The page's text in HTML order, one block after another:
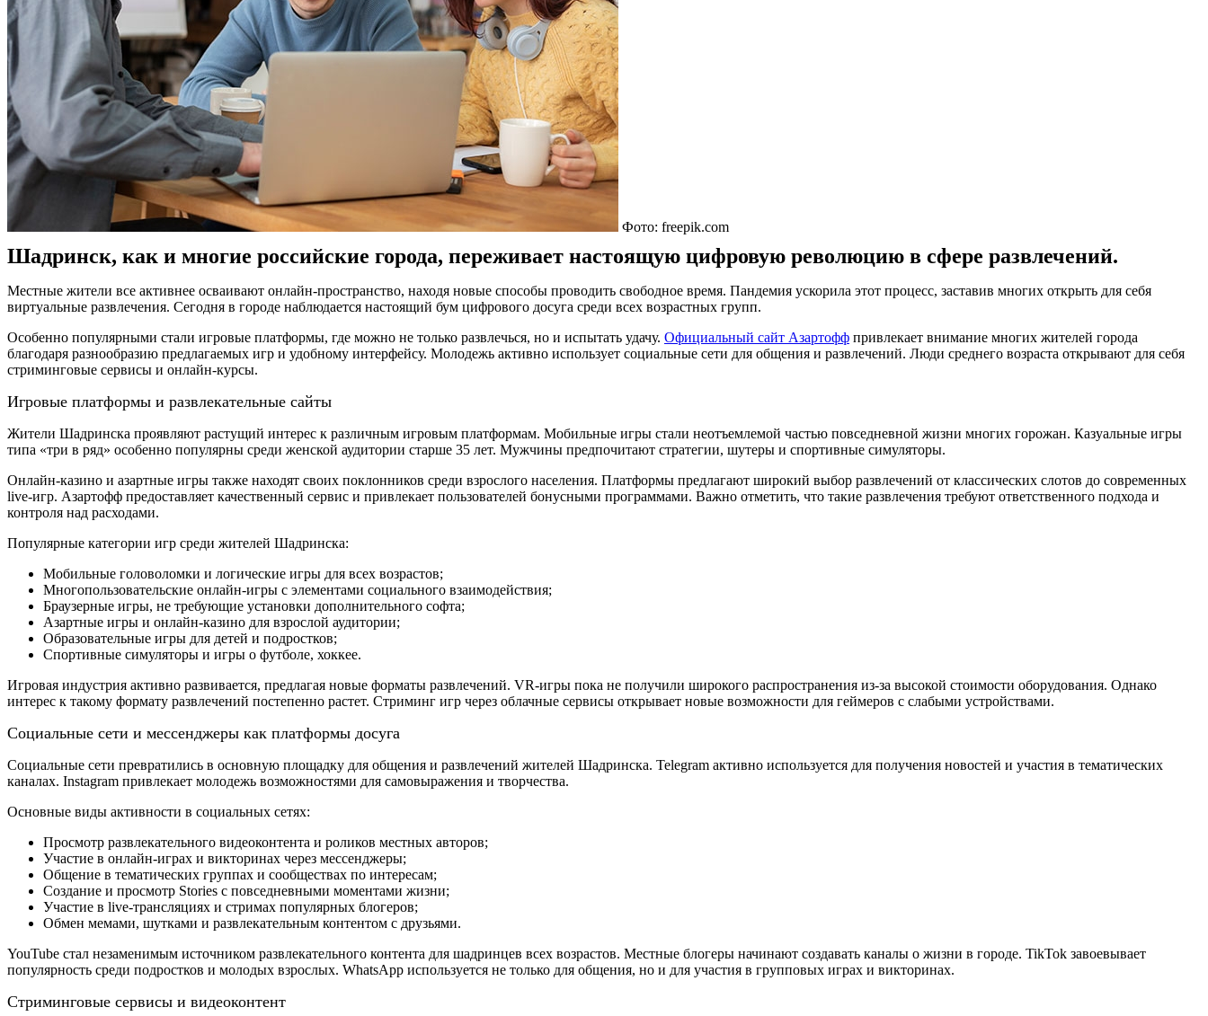
Фото: freepik.com
Шадринск, как и многие российские города, переживает настоящую цифровую революцию в сфере развлечений.
Местные жители все активнее осваивают онлайн-пространство, находя новые способы проводить свободное время. Пандемия ускорила этот процесс, заставив многих открыть для себя
виртуальные развлечения. Сегодня в городе наблюдается настоящий бум цифрового досуга среди всех возрастных групп.
Особенно популярными стали игровые платформы, где можно не только развлечься, но и испытать удачу. Официальный сайт Азартофф привлекает внимание многих жителей города
благодаря разнообразию предлагаемых игр и удобному интерфейсу. Молодежь активно использует социальные сети для общения и развлечений. Люди среднего возраста открывают для себя
стриминговые сервисы и онлайн-курсы.
Игровые платформы и развлекательные сайты
Жители Шадринска проявляют растущий интерес к различным игровым платформам. Мобильные игры стали неотъемлемой частью повседневной жизни многих горожан. Казуальные игры
типа «три в ряд» особенно популярны среди женской аудитории старше 35 лет. Мужчины предпочитают стратегии, шутеры и спортивные симуляторы.
Онлайн-казино и азартные игры также находят своих поклонников среди взрослого населения. Платформы предлагают широкий выбор развлечений от классических слотов до современных
live-игр. Азартофф предоставляет качественный сервис и привлекает пользователей бонусными программами. Важно отметить, что такие развлечения требуют ответственного подхода и
контроля над расходами.
Популярные категории игр среди жителей Шадринска:
Мобильные головоломки и логические игры для всех возрастов;
Многопользовательские онлайн-игры с элементами социального взаимодействия;
Браузерные игры, не требующие установки дополнительного софта;
Азартные игры и онлайн-казино для взрослой аудитории;
Образовательные игры для детей и подростков;
Спортивные симуляторы и игры о футболе, хоккее.
Игровая индустрия активно развивается, предлагая новые форматы развлечений. VR-игры пока не получили широкого распространения из-за высокой стоимости оборудования. Однако
интерес к такому формату развлечений постепенно растет. Стриминг игр через облачные сервисы открывает новые возможности для геймеров с слабыми устройствами.
Социальные сети и мессенджеры как платформы досуга
Социальные сети превратились в основную площадку для общения и развлечений жителей Шадринска. Telegram активно используется для получения новостей и участия в тематических
каналах. Instagram привлекает молодежь возможностями для самовыражения и творчества.
Основные виды активности в социальных сетях:
Просмотр развлекательного видеоконтента и роликов местных авторов;
Участие в онлайн-играх и викторинах через мессенджеры;
Общение в тематических группах и сообществах по интересам;
Создание и просмотр Stories с повседневными моментами жизни;
Участие в live-трансляциях и стримах популярных блогеров;
Обмен мемами, шутками и развлекательным контентом с друзьями.
YouTube стал незаменимым источником развлекательного контента для шадринцев всех возрастов. Местные блогеры начинают создавать каналы о жизни в городе. TikTok завоевывает
популярность среди подростков и молодых взрослых. WhatsApp используется не только для общения, но и для участия в групповых играх и викторинах.
Стриминговые сервисы и видеоконтент